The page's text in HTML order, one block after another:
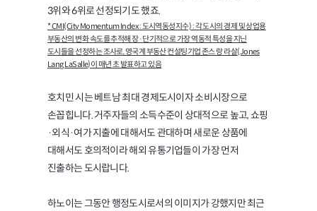
3위와 6위로 선정되기도 했죠.
* CMI(City Momentum Index : 도시역동성지수) : 각 도시의 경제 및 상업용
부동산의 변화 속도를 추적해 장·단기적으로 가장 역동적 특성을 지닌
도시들을 선정하는 조사로, 영국계 부동산 컨설팅기업 존스 랑 라살(Jones
Lang LaSalle)이 매년 초 발표하고 있음
호치민 시는 베트남 최대 경제도시이자 소비시장으로
손꼽힙니다. 거주자들의 소득수준이 상대적으로 높고, 쇼핑
·외식·여가 지출에 대해서도 관대하며 새로운 상품에
대해서도 호의적이라 해외 유통기업들이 가장 먼저
진출하는 도시랍니다.
하노이는 그동안 행정도시로서의 이미지가 강했지만 최근